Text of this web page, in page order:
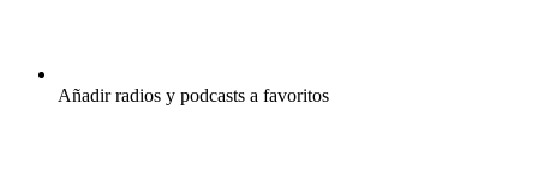
Añadir radios y podcasts a favoritos